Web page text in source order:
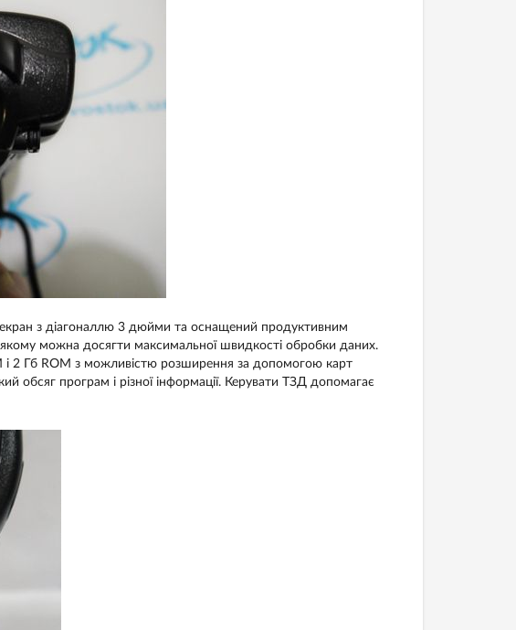
з діагоналлю 3 дюйми та оснащений продуктивним
можна досягти максимальної швидкості обробки даних.
і 2 Гб ROM з можливістю розширення за допомогою карт
обсяг програм і різної інформації. Керувати ТЗД допомагає